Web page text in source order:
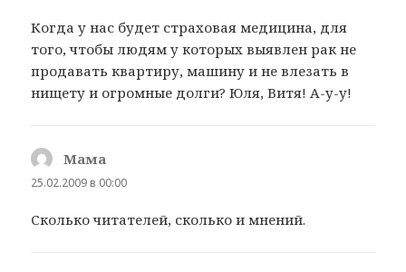
Когда у нас будет страховая медицина, для
того, чтобы людям у которых выявлен рак не
продавать квартиру, машину и не влезать в
нищету и огромные долги? Юля, Витя! А-у-у!
Мама
25.02.2009 в 00:00
Сколько читателей, сколько и мнений.